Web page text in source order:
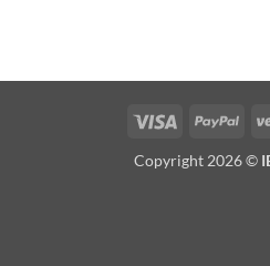
Visa
Copyright 2026 ©